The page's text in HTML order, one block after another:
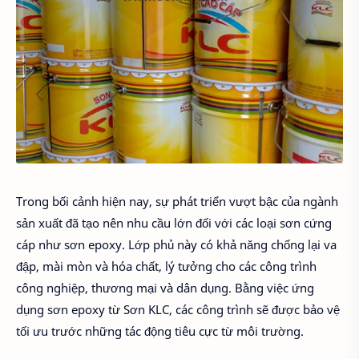
Trong bối cảnh hiện nay, sự phát triển vượt bậc của ngành
sản xuất đã tạo nên nhu cầu lớn đối với các loại sơn cứng
cáp như sơn epoxy. Lớp phủ này có khả năng chống lại va
đập, mài mòn và hóa chất, lý tưởng cho các công trình
công nghiệp, thương mại và dân dụng. Bằng việc ứng
dụng sơn epoxy từ Sơn KLC, các công trình sẽ được bảo vệ
tối ưu trước những tác động tiêu cực từ môi trường.